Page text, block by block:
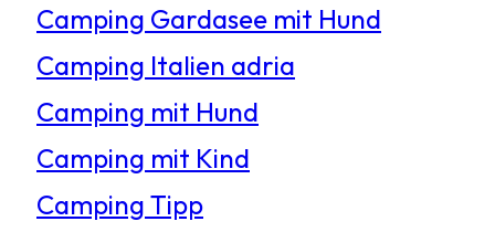
n
Camping Gardasee mit Hund
Camping Italien adria
Camping mit Hund
Camping mit Kind
Camping Tipp